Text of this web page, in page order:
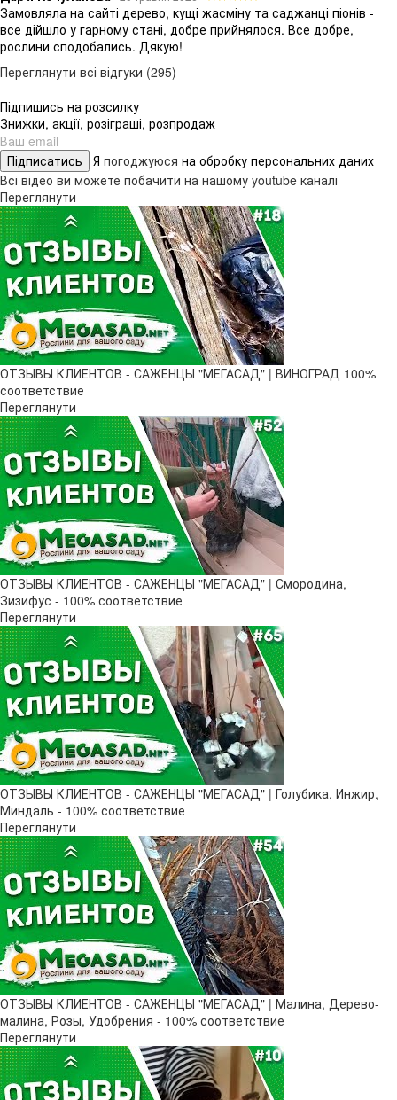
Замовляла на сайті дерево, кущі жасміну та саджанці піонів -
все дійшло у гарному стані, добре прийнялося. Все добре,
рослини сподобались. Дякую!
Переглянути всі відгуки (295)
Підпишись на розсилку
Знижки, акції, розіграші, розпродаж
Підписатись Я погоджуюся на обробку персональних даних
Всі відео ви можете побачити на нашому youtube каналі
Переглянути
ОТЗЫВЫ КЛИЕНТОВ - САЖЕНЦЫ "МЕГАСАД" | ВИНОГРАД 100%
соответствие
Переглянути
ОТЗЫВЫ КЛИЕНТОВ - САЖЕНЦЫ "МЕГАСАД" | Смородина,
Зизифус - 100% соответствие
Переглянути
ОТЗЫВЫ КЛИЕНТОВ - САЖЕНЦЫ "МЕГАСАД" | Голубика, Инжир,
Миндаль - 100% соответствие
Переглянути
ОТЗЫВЫ КЛИЕНТОВ - САЖЕНЦЫ "МЕГАСАД" | Малина, Дерево-
малина, Розы, Удобрения - 100% соответствие
Переглянути